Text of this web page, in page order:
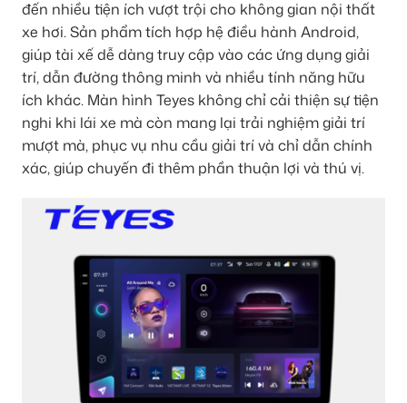
đến nhiều tiện ích vượt trội cho không gian nội thất
xe hơi. Sản phẩm tích hợp hệ điều hành Android,
giúp tài xế dễ dàng truy cập vào các ứng dụng giải
trí, dẫn đường thông minh và nhiều tính năng hữu
ích khác. Màn hình Teyes không chỉ cải thiện sự tiện
nghi khi lái xe mà còn mang lại trải nghiệm giải trí
mượt mà, phục vụ nhu cầu giải trí và chỉ dẫn chính
xác, giúp chuyến đi thêm phần thuận lợi và thú vị.